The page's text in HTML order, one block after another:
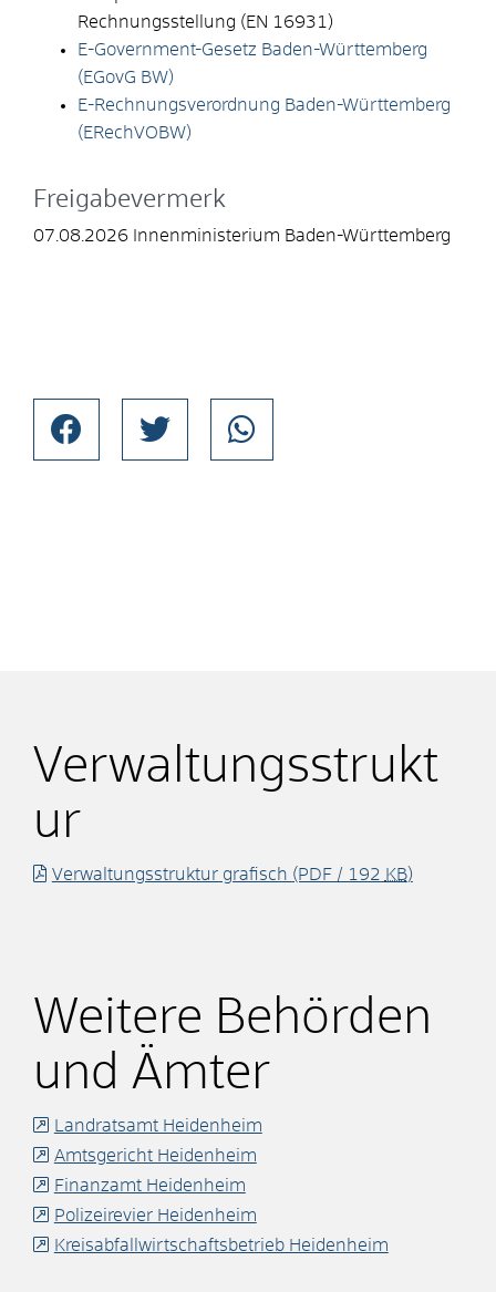
Rechnungsstellung (EN 16931)
E-Government-Gesetz Baden-Württemberg
(EGovG BW)
E-Rechnungsverordnung Baden-Württemberg
(ERechVOBW)
Freigabevermerk
07.08.2026 Innenministerium Baden-Württemberg
Verwaltungsstrukt
ur
Verwaltungsstruktur grafisch (PDF / 192 KB)
Weitere Behörden
und Ämter
Landratsamt Heidenheim
Amtsgericht Heidenheim
Finanzamt Heidenheim
Polizeirevier Heidenheim
Kreisabfallwirtschaftsbetrieb Heidenheim